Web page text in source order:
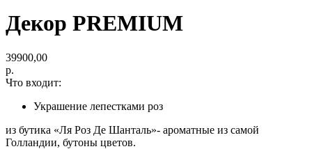
Декор PREMIUM
39900,00
р.
Что входит:
Украшение лепестками роз
из бутика «Ля Роз Де Шанталь»- ароматные из самой
Голландии, бутоны цветов.